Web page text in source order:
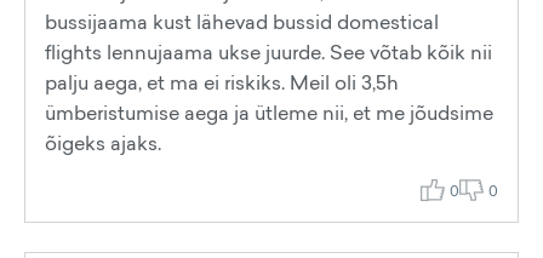
bussijaama kust lähevad bussid domestical
flights lennujaama ukse juurde. See võtab kõik nii
palju aega, et ma ei riskiks. Meil oli 3,5h
ümberistumise aega ja ütleme nii, et me jõudsime
õigeks ajaks.
0 0